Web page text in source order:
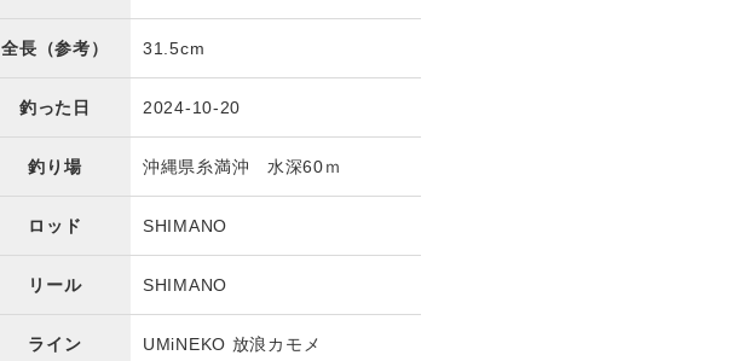
全長（参考） 31.5cm
釣った日 2024-10-20
釣り場 沖縄県糸満沖 水深60ｍ
ロッド SHIMANO
リール SHIMANO
ライン UMiNEKO 放浪カモメ